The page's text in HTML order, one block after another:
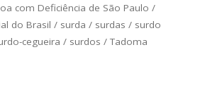
com Deficiência de São Paulo /
do Brasil / surda / surdas / surdo
cegueira / surdos /Tadoma